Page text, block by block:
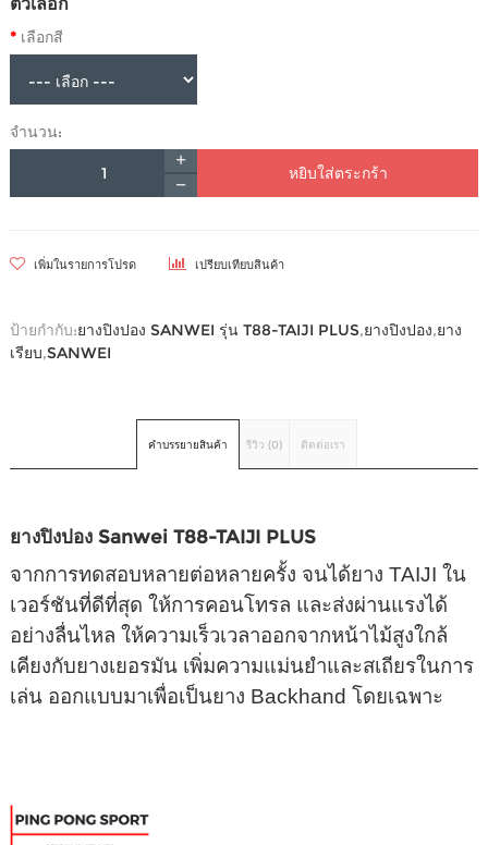
เลือกสี
จำนวน:
หยิบใส่ตระกร้า
เพิ่มในรายการโปรด เปรียบเทียบสินค้า
ป้ายกำกับ:ยางปิงปอง SANWEI รุ่น T88-TAIJI PLUS,ยางปิงปอง,ยาง
เรียบ,SANWEI
คำบรรยายสินค้า รีวิว (0) ติดต่อเรา
ยางปิงปอง Sanwei T88-TAIJI PLUS
จากการทดสอบหลายต่อหลายครั้ง จนได้ยาง TAIJI ใน
เวอร์ชันที่ดีที่สุด ให้การคอนโทรล และส่งผ่านแรงได้
อย่างลื่นไหล ให้ความเร็วเวลาออกจากหน้าไม้สูงใกล้
เคียงกับยางเยอรมัน เพิ่มความแม่นยำและสเถียรในการ
เล่น ออกแบบมาเพื่อเป็นยาง Backhand โดยเฉพาะ